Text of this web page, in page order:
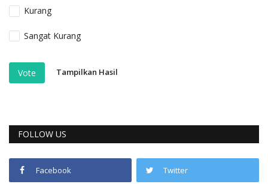
Kurang
Sangat Kurang
Vote Tampilkan Hasil
FOLLOW US
Facebook Twitter